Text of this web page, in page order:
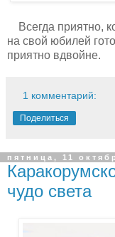
Всегда приятно,
на свой юбилей
приятно вдвойне.
1 комментарий:
Поделиться
пятница, 11
чудо света